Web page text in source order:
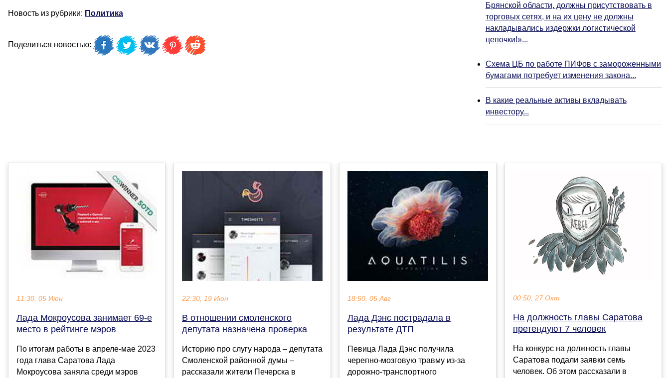
Новость из рубрики: Политика
Поделиться новостью:
Брянской области, должны присутствовать в
торговых сетях, и на их цену не должны
накладывались издержки логистической
цепочки!»...
Схема ЦБ по работе ПИФов с замороженными
бумагами потребует изменения закона...
В какие реальные активы вкладывать
инвестору...
11:30, 05 Июн
Лада Мокроусова занимает 69-е
место в рейтинге мэров
По итогам работы в апреле-мае 2023
года глава Саратова Лада
Мокроусова заняла среди мэров
22:30, 19 Июн
В отношении смоленского
депутата назначена проверка
Историю про слугу народа – депутата
Смоленской районной думы –
рассказали жители Печерска в
18:50, 05 Авг
Лада Дэнс пострадала в
результате ДТП
Певица Лада Дэнс получила
черепно-мозговую травму из-за
дорожно-транспортного
00:50, 27 Окт
На должность главы Саратова
претендуют 7 человек
На конкурс на должность главы
Саратова подали заявки семь
человек. Об этом рассказали в